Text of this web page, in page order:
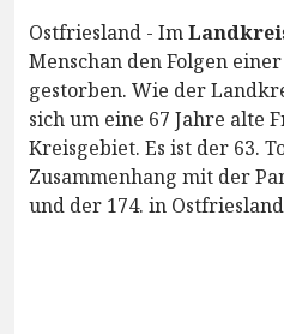
Ostfriesland - Im
Menschan den Folgen
gestorben. Wie der
sich um eine 67 Jahre alte
Kreisgebiet. Es ist der 63.
Zusammenhang mit der
und der 174. in